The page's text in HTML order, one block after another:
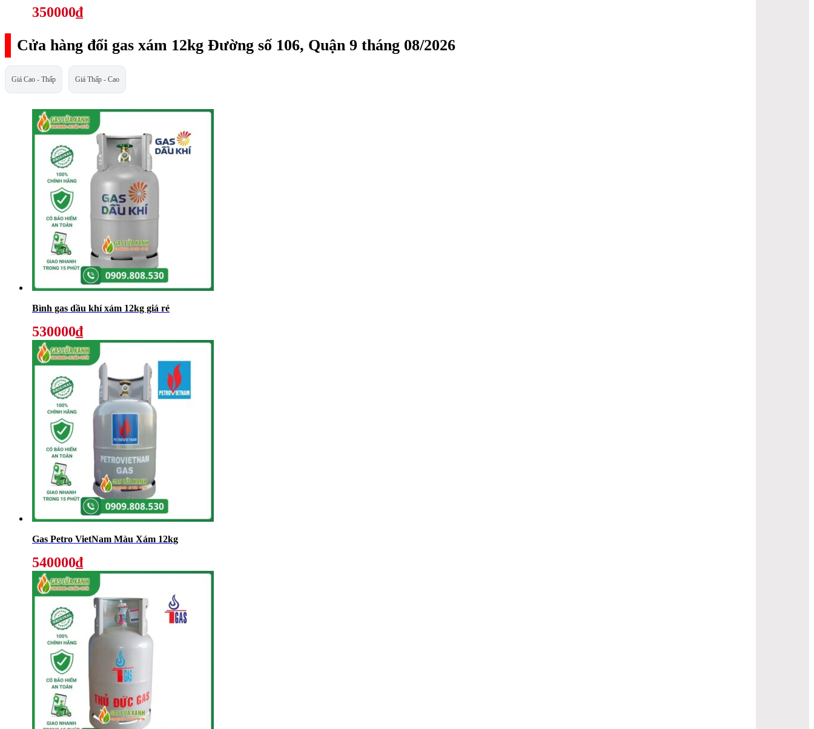
350000₫
Cửa hàng đổi gas xám 12kg Đường số 106, Quận 9 tháng 08/2026
Giá Cao - Thấp Giá Thấp - Cao
Bình gas dầu khí xám 12kg giá rẻ
530000₫
Gas Petro VietNam Màu Xám 12kg
540000₫